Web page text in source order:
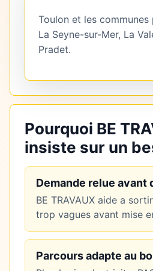
Toulon et les
La Seyne-sur-Mer, La
Pradet.
Pourquoi BE
insiste sur un
Demande relue avant
BE TRAVAUX aide a
trop vagues avant mise
Parcours adapte au